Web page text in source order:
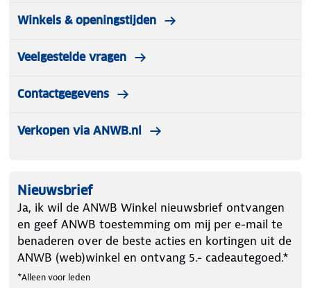
Winkels & openingstijden
Veelgestelde vragen
Contactgegevens
Verkopen via ANWB.nl
Nieuwsbrief
Ja, ik wil de ANWB Winkel nieuwsbrief ontvangen
en geef ANWB toestemming om mij per e-mail te
benaderen over de beste acties en kortingen uit de
ANWB (web)winkel en ontvang 5.- cadeautegoed.*
*Alleen voor leden